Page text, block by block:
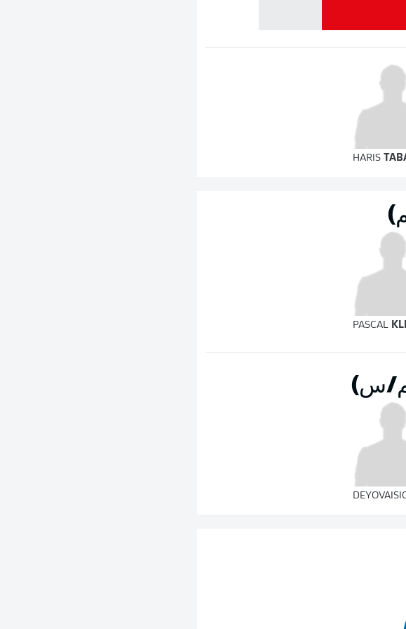
HARIS
PASCAL
س)